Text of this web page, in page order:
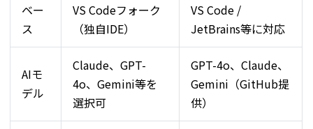
ベー
ス
VS Codeフォーク
（独自IDE）
VS Code /
JetBrains等に対応
AIモ
デル
Claude、GPT-
4o、Gemini等を
選択可
GPT-4o、Claude、
Gemini（GitHub提
供）